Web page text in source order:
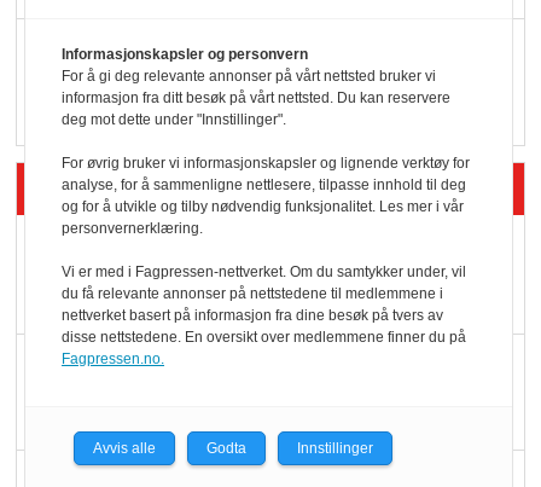
Vokser med ferdigmat
i dagligvare
Siste artikler - Butikk i praksis
dundrer videre
Informasjonskapsler og personvern
For å gi deg relevante annonser på vårt nettsted bruker vi
informasjon fra ditt besøk på vårt nettsted. Du kan reservere
deg mot dette under "Innstillinger".
For øvrig bruker vi informasjonskapsler og lignende verktøy for
analyse, for å sammenligne nettlesere, tilpasse innhold til deg
og for å utvikle og tilby nødvendig funksjonalitet. Les mer i vår
personvernerklæring.
Vi er med i Fagpressen-nettverket. Om du samtykker under, vil
du få relevante annonser på nettstedene til medlemmene i
nettverket basert på informasjon fra dine besøk på tvers av
disse nettstedene. En oversikt over medlemmene finner du på
Fagpressen.no.
Avvis alle Godta Innstillinger